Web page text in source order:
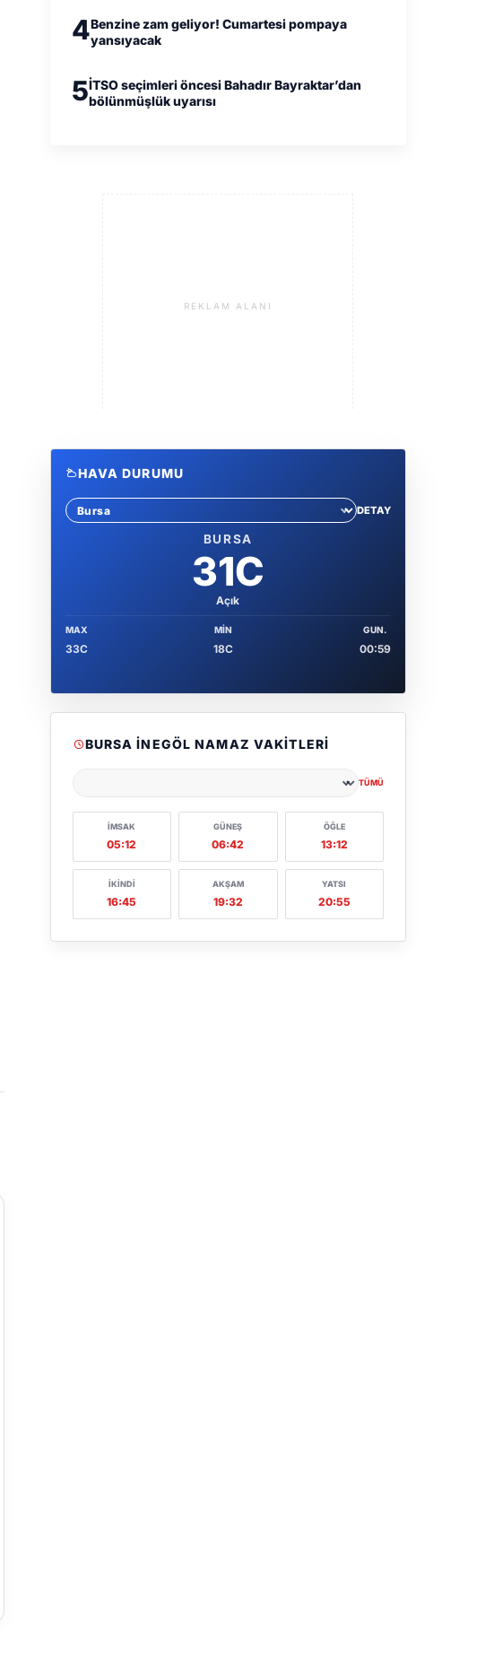
4Benzine zam geliyor! Cumartesi pompaya
yansıyacak
5İTSO seçimleri öncesi Bahadır Bayraktar’dan
bölünmüşlük uyarısı
REKLAM ALANI
HAVA DURUMU
Sehir sec
DETAY
BURSA
31C
Açık
MAX
33C
MIN
18C
GUN.
00:59
BURSA İNEGÖL NAMAZ VAKITLERI
TÜMÜ
İMSAK
05:12
GÜNEŞ
06:42
ÖĞLE
13:12
İKINDI
16:45
AKŞAM
19:32
YATSI
20:55